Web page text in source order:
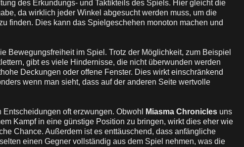
des Erkundungs- und Taktikteils des Spiels. Hier gleicht die
da wirklich jeder Winkel abgesucht werden muss, um die
finden. Dies kann das Spielgeschehen monoton machen und
Bewegungsfreiheit im Spiel. Trotz der Möglichkeit, zum Beispiel
gibt es viele Hindernisse, die nicht überwunden werden
Deckungen oder offene Fenster. Dies wirkt einschränkend
wenn man sieht, dass auf der anderen Seite wertvolle
oft erzwungen. Obwohl Miasma Chronicles uns
Kampf in eine günstige Position zu bringen, wirkt dies eher wie
Chance. Außerdem ist es enttäuschend, dass anfängliche
einen Gegner vollständig aus dem Spiel nehmen, was die